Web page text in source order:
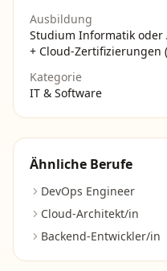
Ausbildung
Studium Informatik
+ Cloud-Zertifizierungen
Kategorie
IT & Software
Ähnliche Berufe
DevOps Engineer
Cloud-Architekt/in
Backend-Entwickler/in